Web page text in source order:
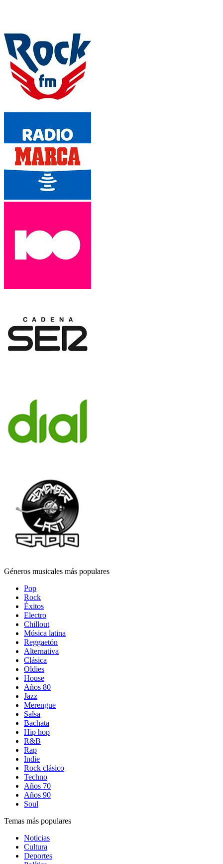
Géneros musicales más populares
Pop
Rock
Éxitos
Electro
Chillout
Música latina
Reggaetón
Alternativa
Clásica
Oldies
House
Años 80
Jazz
Merengue
Salsa
Bachata
Hip hop
R&B
Rap
Indie
Rock clásico
Techno
Años 70
Años 90
Soul
Temas más populares
Noticias
Cultura
Deportes